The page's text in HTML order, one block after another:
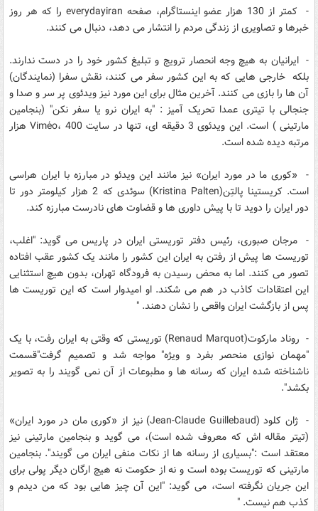
- کمتر از 130 هزار عضو اینستاگرام، صفحه everydayiran را که هر روز
خبرها و تصاویری از زندگی مردم را انتشار می دهد، دنبال می کنند.
- ایرانیان به هیچ وجه انحصار ترویج و تبلیغ کشور خود را در دست ندارند.
بلکه خارجی هایی که به این کشور سفر می کنند، نقش سفرا (نمایندگان)
آن ها را بازی می کنند. آخرین مثال برای این مورد نیز ویدئوی پر سر و صدا و
جنجالی با تیتری عمدا تحریک آمیز : "به ایران نرو یا سفر نکن" (بنجامین
مارتینی ) است. این ویدئوی 3 دقیقه ای، تنها در سایت Viméo، 400 هزار
مرتبه دیده شده است.
- «کوری ما در مورد ایران» نیز مانند این ویدئو در مبارزه با ایران هراسی
است. کریستینا پالتِن(Kristina Palten) سوئدی که 2 هزار کیلومتر دور تا
دور ایران را دوید تا با پیش داوری ها و قضاوت های نادرست مبارزه کند.
- مرجان صبوری، رئیس دفتر توریستی ایران در پاریس می گوید: "اغلب،
توریست ها پیش از رفتن به ایران این کشور را مانند یک کشور عقب افتاده
تصور می کنند. اما به محض رسیدن به فرودگاه تهران، بدون هیچ استثنایی
این اعتقادات کاذب در هم می شکند. او امیدوار است که این توریست ها
پس از بازگشت ایران واقعی را نشان دهند. "
- روناد مارکوت(Renaud Marquot) توریستی که وقتی به ایران رفت، با یک
"مهمان نوازی منحصر بفرد و ویژه" مواجه شد و تصمیم گرفت"قسمت
ناشناخته شده ایران که رسانه ها و مطبوعات از آن نمی گویند را به تصویر
بکشد".
- ژان کلود (Jean-Claude Guillebaud) نیز از «کوری مان در مورد ایران»
(تیتر مقاله اش که معروف شده است)، می گوید و بنجامین مارتینی نیز
معتقد است :"بسیاری از رسانه ها از نکات منفی ایران می گویند". بنجامین
مارتینی که توریست بوده است و نه از حکومت نه هیچ ارگان دیگر پولی برای
این جریان نگرفته است، می گوید: "این آن چیز هایی بود که من دیدم و
کذب هم نیست. "